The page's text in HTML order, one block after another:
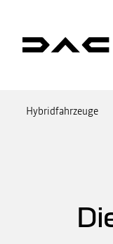
Hybridfahrzeuge